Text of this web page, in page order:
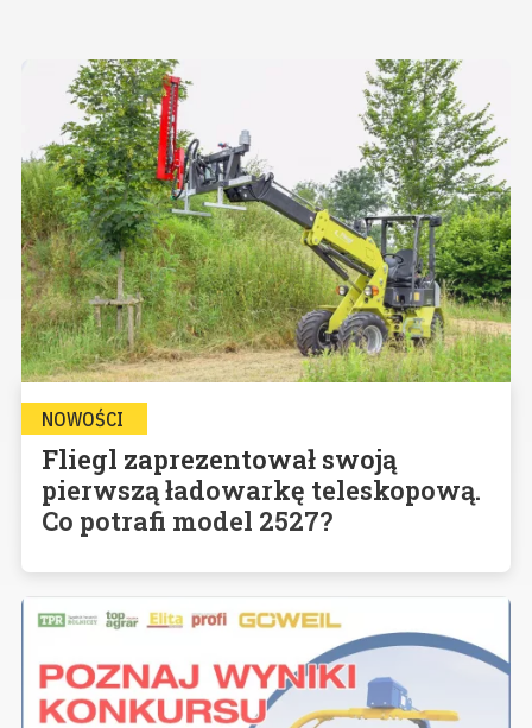
NOWOŚCI
Fliegl zaprezentował swoją
pierwszą ładowarkę teleskopową.
Co potrafi model 2527?